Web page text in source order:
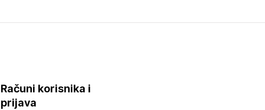
Računi korisnika i
prijava